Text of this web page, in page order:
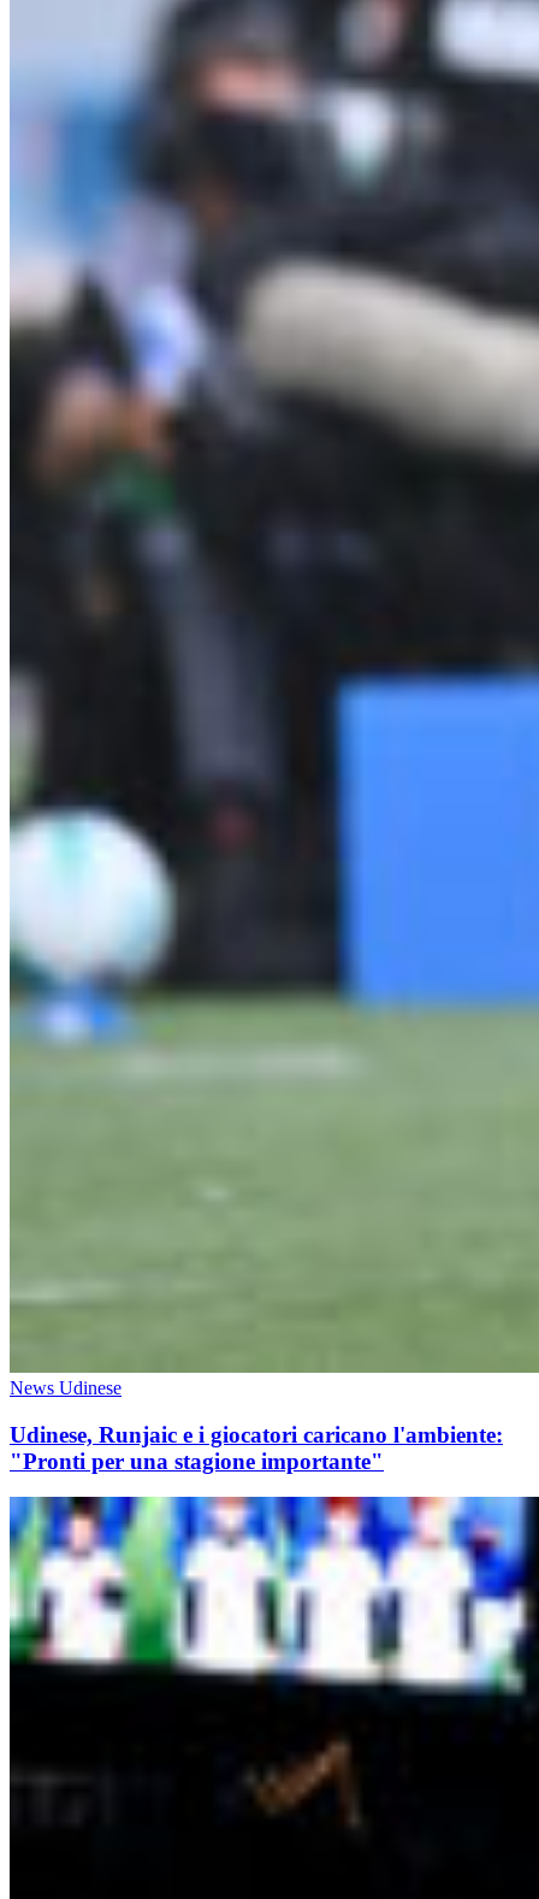
News Udinese
Udinese, Runjaic e i giocatori caricano l'ambiente:
"Pronti per una stagione importante"